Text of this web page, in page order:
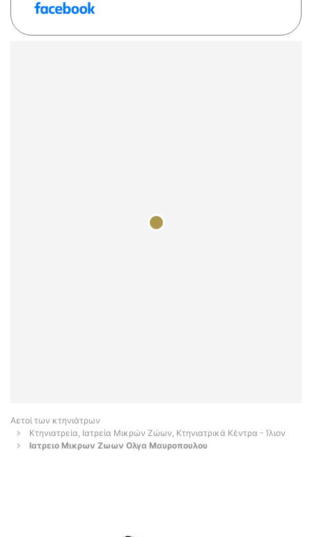
Αετοί των κτηνιάτρων
Κτηνιατρεία, Ιατρεία Μικρών Ζώων, Κτηνιατρικά Κέντρα - Ίλιον
Ιατρειο Μικρων Ζωων Ολγα Μαυροπουλου